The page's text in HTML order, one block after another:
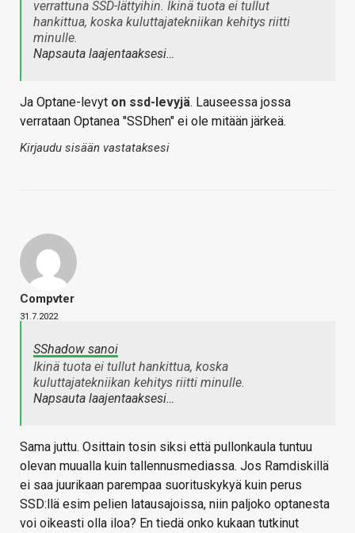
verrattuna SSD-lättyihin. Ikinä tuota ei tullut
hankittua, koska kuluttajatekniikan kehitys riitti
minulle.
Napsauta laajentaaksesi…
Ja Optane-levyt on ssd-levyjä. Lauseessa jossa
verrataan Optanea "SSDhen" ei ole mitään järkeä.
Kirjaudu sisään vastataksesi
Compvter
31.7.2022
SShadow sanoi
Ikinä tuota ei tullut hankittua, koska
kuluttajatekniikan kehitys riitti minulle.
Napsauta laajentaaksesi…
Sama juttu. Osittain tosin siksi että pullonkaula tuntuu
olevan muualla kuin tallennusmediassa. Jos Ramdiskillä
ei saa juurikaan parempaa suorituskykyä kuin perus
SSD:llä esim pelien latausajoissa, niin paljoko optanesta
voi oikeasti olla iloa? En tiedä onko kukaan tutkinut